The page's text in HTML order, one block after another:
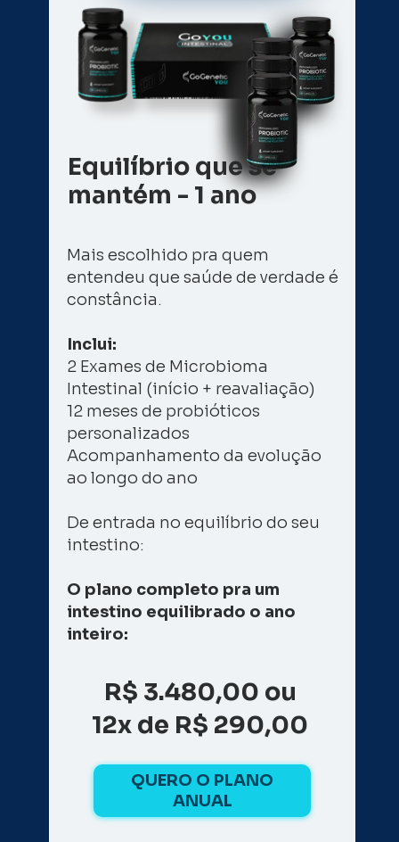
Equilíbrio que se
mantém - 1 ano
Mais escolhido pra quem
entendeu que saúde de verdade é
constância.
Inclui:
2 Exames de Microbioma
Intestinal (início + reavaliação)
12 meses de probióticos
personalizados
Acompanhamento da evolução
ao longo do ano
De entrada no equilíbrio do seu
intestino:
O plano completo pra um
intestino equilibrado o ano
inteiro:
R$ 3.480,00 ou
12x de R$ 290,00
QUERO O PLANO
ANUAL